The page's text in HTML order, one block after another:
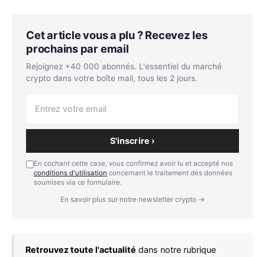
Cet article vous a plu ? Recevez les
prochains par email
Rejoignez +40 000 abonnés. L'essentiel du marché
crypto dans votre boîte mail, tous les 2 jours.
S'inscrire ›
En cochant cette case, vous confirmez avoir lu et accepté nos
conditions d'utilisation concernant le traitement des données
soumises via ce formulaire.
En savoir plus sur notre newsletter crypto →
Retrouvez toute l'actualité dans notre rubrique